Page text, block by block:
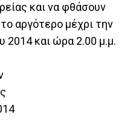
και να φθάσουν
αργότερο μέχρι την
2014 και ώρα 2.00 μ.μ.